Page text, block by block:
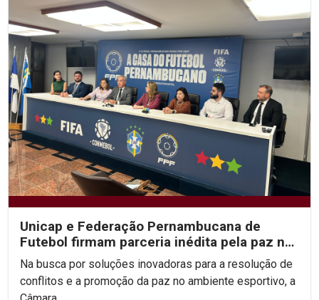
Unicap e Federação Pernambucana de
Futebol firmam parceria inédita pela paz no
esporte
Na busca por soluções inovadoras para a resolução de
conflitos e a promoção da paz no ambiente esportivo, a